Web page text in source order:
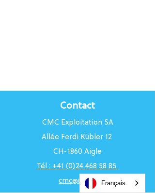
Contact
CMC Exploitation SA
Allée Ferdi Kübler 12
CH-1860 Aigle
Tél : +41 (0)24 468 58 85
cmc@uci.ch
Français